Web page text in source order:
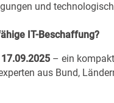
und
IT-Beschaffung?
– ein
aus Bund,